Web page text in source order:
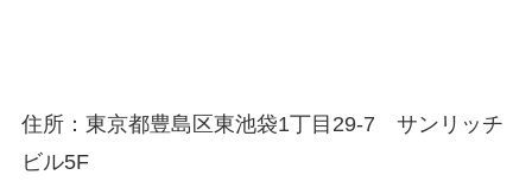
住所：東京都豊島区東池袋1丁目29-7 サンリッチ
ビル5F